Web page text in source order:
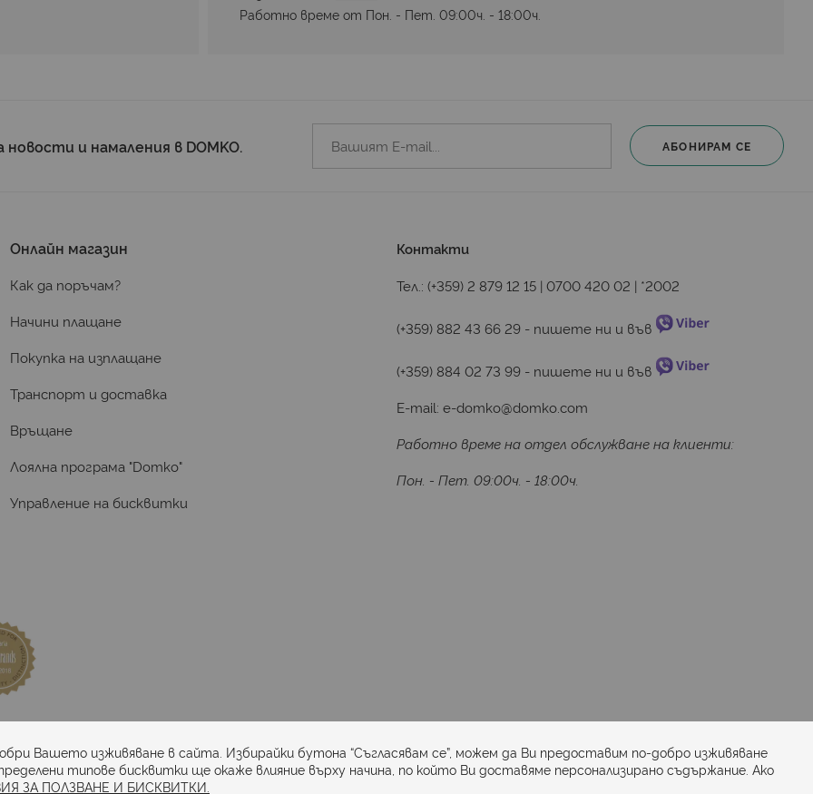
Работно време от Пон. - Пет. 09:00ч. - 18:00ч.
и намаления в DOMKO. АБОНИРАМ СЕ
Онлайн магазин
Как да поръчам?
Начини плащане
Покупка на изплащане
Транспорт и доставка
Връщане
Лоялна програма "Domko"
Управление на бисквитки
Контакти
Тел.:(+359) 2 879 12 15 |0700 420 02 | *2002
(+359) 882 43 66 29 - пишете ни и във
(+359) 884 02 73 99 - пишете ни и във
E-mail:e-domko@domko.com
Работно време на отдел обслужване на клиенти:
Пон. - Пет. 09:00ч. - 18:00ч.
Вашето изживяване в сайта. Избирайки бутона “Съгласявам се”, можем да Ви предоставим по-добро изживяване
типове бисквитки ще окаже влияние върху начина, по който Ви доставяме персонализирано съдържание. Ако
ЗА ПОЛЗВАНЕ И БИСКВИТКИ.